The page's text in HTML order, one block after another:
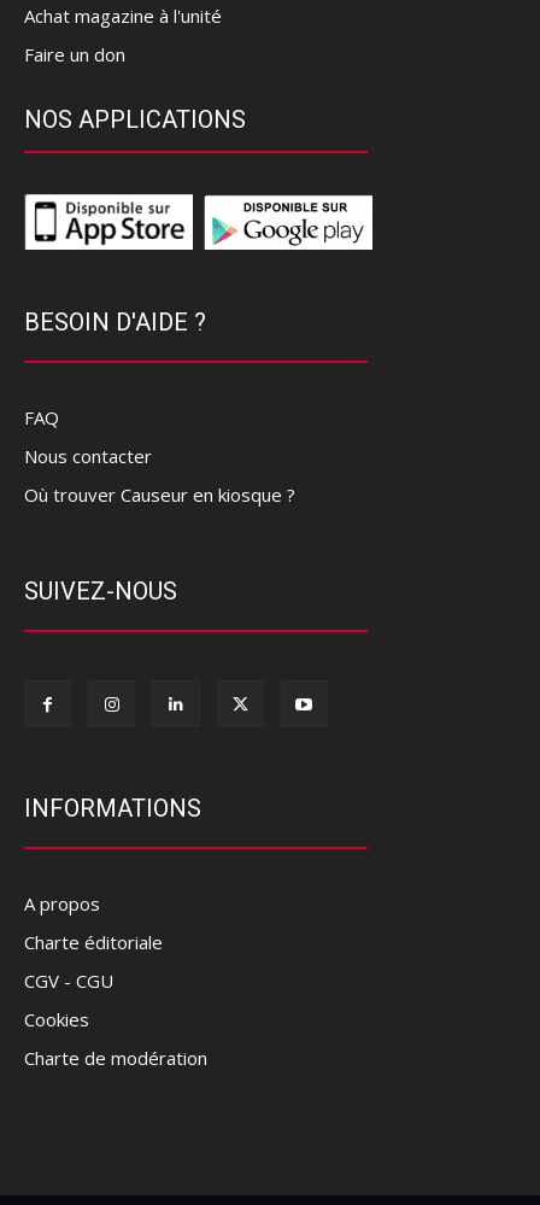
Achat magazine à l'unité
Faire un don
NOS APPLICATIONS
BESOIN D'AIDE ?
FAQ
Nous contacter
Où trouver Causeur en kiosque ?
SUIVEZ-NOUS
INFORMATIONS
A propos
Charte éditoriale
CGV - CGU
Cookies
Charte de modération